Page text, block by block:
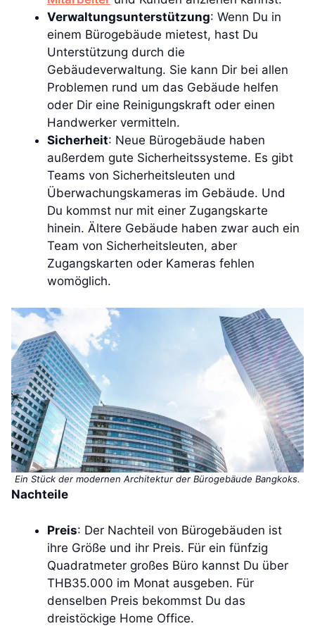
Verwaltungsunterstützung: Wenn Du in
einem Bürogebäude mietest, hast Du
Unterstützung durch die
Gebäudeverwaltung. Sie kann Dir bei allen
Problemen rund um das Gebäude helfen
oder Dir eine Reinigungskraft oder einen
Handwerker vermitteln.
Sicherheit: Neue Bürogebäude haben
außerdem gute Sicherheitssysteme. Es gibt
Teams von Sicherheitsleuten und
Überwachungskameras im Gebäude. Und
Du kommst nur mit einer Zugangskarte
hinein. Ältere Gebäude haben zwar auch ein
Team von Sicherheitsleuten, aber
Zugangskarten oder Kameras fehlen
womöglich.
Ein Stück der modernen Architektur der Bürogebäude Bangkoks.
Nachteile
Preis: Der Nachteil von Bürogebäuden ist
ihre Größe und ihr Preis. Für ein fünfzig
Quadratmeter großes Büro kannst Du über
THB35.000 im Monat ausgeben. Für
denselben Preis bekommst Du das
dreistöckige Home Office.